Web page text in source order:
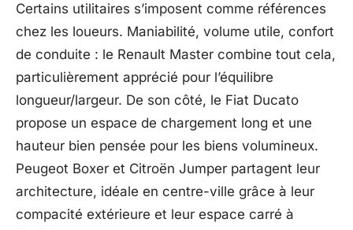
Certains utilitaires s’imposent comme références
chez les loueurs. Maniabilité, volume utile, confort
de conduite : le Renault Master combine tout cela,
particulièrement apprécié pour l’équilibre
longueur/largeur. De son côté, le Fiat Ducato
propose un espace de chargement long et une
hauteur bien pensée pour les biens volumineux.
Peugeot Boxer et Citroën Jumper partagent leur
architecture, idéale en centre-ville grâce à leur
compacité extérieure et leur espace carré à